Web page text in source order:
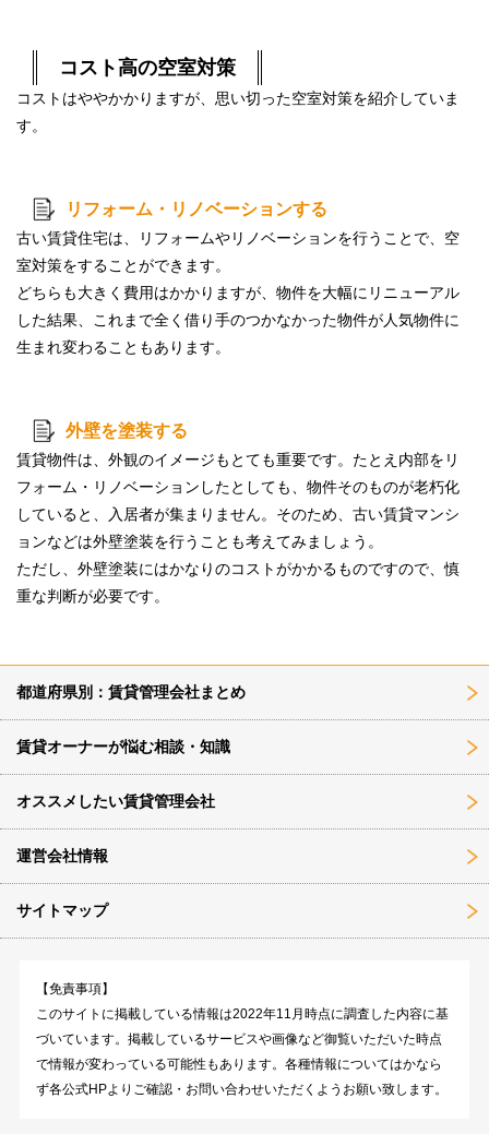
コスト高の空室対策
コストはややかかりますが、思い切った空室対策を紹介していま
す。
リフォーム・リノベーションする
古い賃貸住宅は、 リフォームやリノベーションを行うことで、空
室対策をすることができます。
どちらも大きく費用はかかりますが、物件を大幅にリニューアル
した結果、これまで全く借り手のつかなかった物件が人気物件に
生まれ変わることもあります。
外壁を塗装する
賃貸物件は、外観のイメージもとても重要です。たとえ内部をリ
フォーム・リノベーションしたとしても、物件そのものが老朽化
していると、入居者が集まりません。そのため、古い賃貸マンシ
ョンなどは外壁塗装を行うことも考えてみましょう。
ただし、外壁塗装にはかなりのコストがかかるものですので、慎
重な判断が必要です。
都道府県別：賃貸管理会社まとめ
賃貸オーナーが悩む相談・知識
オススメしたい賃貸管理会社
運営会社情報
サイトマップ
【免責事項】
このサイトに掲載している情報は2022年11月時点に調査した内容に基
づいています。掲載しているサービスや画像など御覧いただいた時点
で情報が変わっている可能性もあります。各種情報についてはかなら
ず各公式HPよりご確認・お問い合わせいただくようお願い致します。